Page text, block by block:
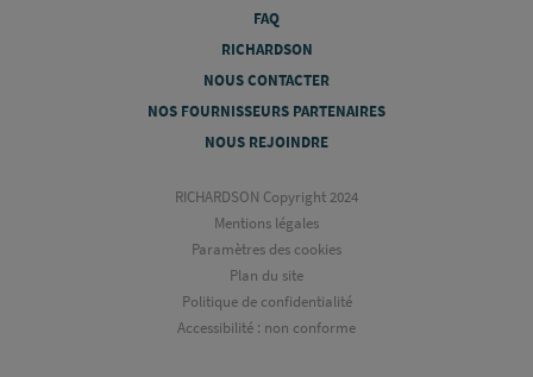
FAQ
RICHARDSON
NOUS CONTACTER
NOS FOURNISSEURS PARTENAIRES
NOUS REJOINDRE
RICHARDSON Copyright 2024
Mentions légales
Paramètres des cookies
Plan du site
Politique de confidentialité
Accessibilité : non conforme